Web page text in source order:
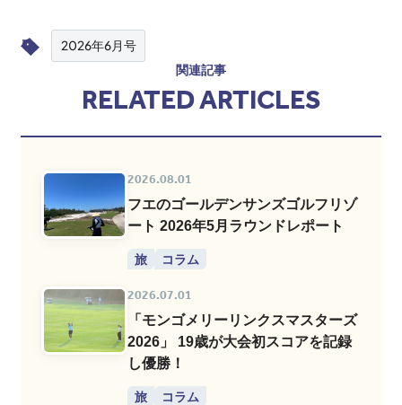
2026年6月号
関連記事
RELATED ARTICLES
2026.08.01
フエのゴールデンサンズゴルフリゾ
ート 2026年5月ラウンドレポート
旅 コラム
2026.07.01
「モンゴメリーリンクスマスターズ
2026」 19歳が大会初スコアを記録
し優勝！
旅 コラム